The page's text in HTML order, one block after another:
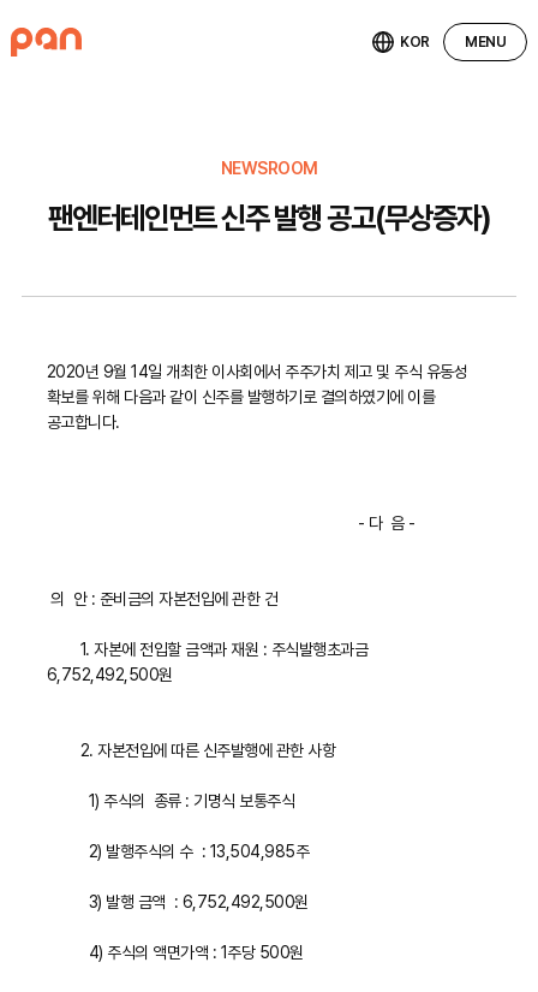
KOR MENU
NEWSROOM
팬엔터테인먼트 신주 발행 공고(무상증자)
2020년 9월 14일 개최한 이사회에서 주주가치 제고 및 주식 유동성
확보를 위해 다음과 같이 신주를 발행하기로 결의하였기에 이를
공고합니다.
- 다 음 -
의 안 : 준비금의 자본전입에 관한 건
1. 자본에 전입할 금액과 재원 : 주식발행초과금
6,752,492,500원
2. 자본전입에 따른 신주발행에 관한 사항
1) 주식의 종류 : 기명식 보통주식
2) 발행주식의 수 : 13,504,985주
3) 발행 금액 : 6,752,492,500원
4) 주식의 액면가액 : 1주당 500원